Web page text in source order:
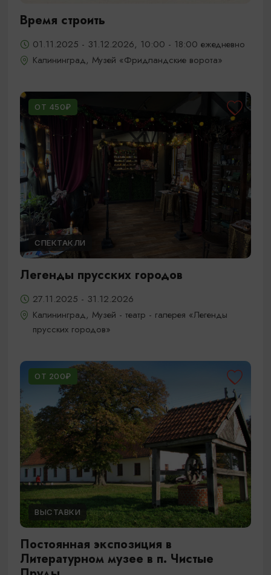
Время строить
01.11.2025 - 31.12.2026, 10:00 - 18:00 ежедневно
Калининград, Музей «Фридландские ворота»
ОТ 450₽
СПЕКТАКЛИ
Легенды прусских городов
27.11.2025 - 31.12.2026
Калининград, Музей - театр - галерея «Легенды
прусских городов»
ОТ 200₽
ВЫСТАВКИ
Постоянная экспозиция в
Литературном музее в п. Чистые